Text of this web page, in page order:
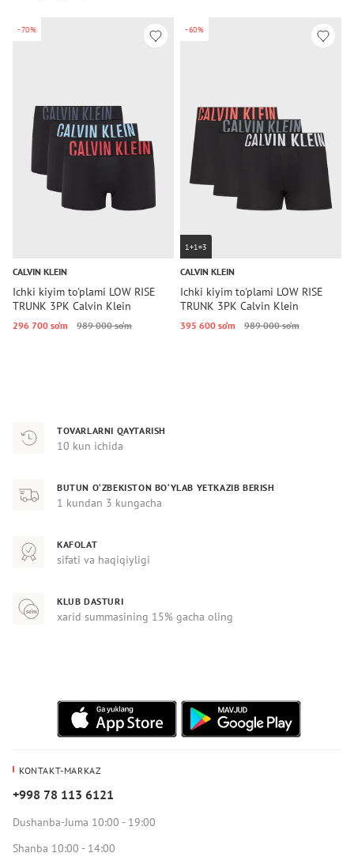
-70%
CALVIN KLEIN
Ichki kiyim to'plami LOW RISE
TRUNK 3PK Calvin Klein
296 700 so‘m 989 000 so‘m
-60%
1+1=3
CALVIN KLEIN
Ichki kiyim to'plami LOW RISE
TRUNK 3PK Calvin Klein
395 600 so‘m 989 000 so‘m
TOVARLARNI QAYTARISH
10 kun ichida
BUTUN O‘ZBEKISTON BO‘YLAB YETKAZIB BERISH
1 kundan 3 kungacha
KAFOLAT
sifati va haqiqiyligi
KLUB DASTURI
xarid summasining 15% gacha oling
KONTAKT-MARKAZ
+998 78 113 6121
Dushanba-Juma 10:00 - 19:00
Shanba 10:00 - 14:00